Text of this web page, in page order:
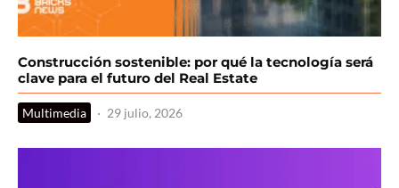
Construcción sostenible: por qué la tecnología será
clave para el futuro del Real Estate
Multimedia · 29 julio, 2026